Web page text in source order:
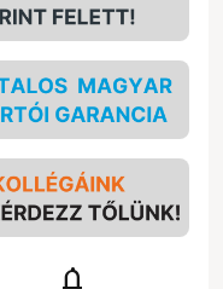
notifications